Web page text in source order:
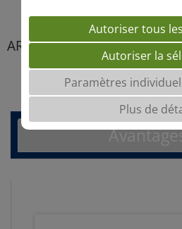
ARGON
Autoriser tous
Autoriser la
Paramètres
Plus de